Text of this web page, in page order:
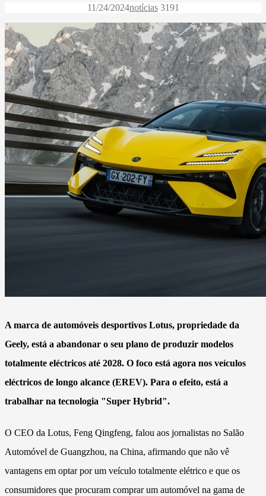
11/24/2024notícias 3191
A marca de automóveis desportivos Lotus, propriedade da
Geely, está a abandonar o seu plano de produzir modelos
totalmente eléctricos até 2028. O foco está agora nos veículos
eléctricos de longo alcance (EREV). Para o efeito, está a
trabalhar na tecnologia "Super Hybrid".
O CEO da Lotus, Feng Qingfeng, falou aos jornalistas no Salão
Automóvel de Guangzhou, na China, afirmando que não vê
vantagens em optar por um veículo totalmente elétrico e que os
consumidores que procuram comprar um automóvel na gama de